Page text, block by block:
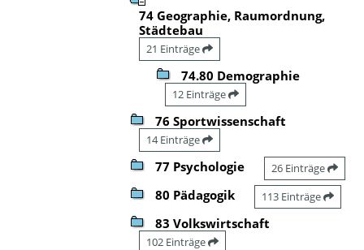
74 Geographie, Raumordnung,
Städtebau
21 Einträge
74.80 Demographie
12 Einträge
76 Sportwissenschaft
14 Einträge
77 Psychologie 26 Einträge
80 Pädagogik 113 Einträge
83 Volkswirtschaft
102 Einträge